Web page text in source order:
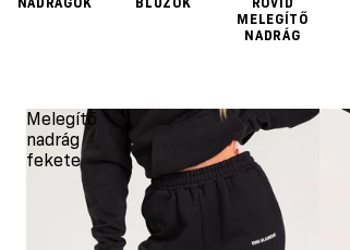
MELEGÍTŐ
NADRÁG
Melegítő
nadrág
fekete